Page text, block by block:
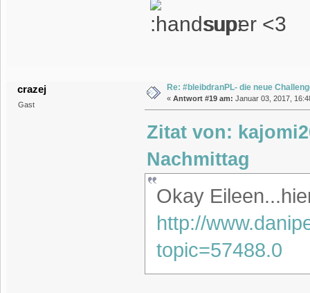
super <3
crazej
Gast
Re: #bleibdranPL- die neue
« Antwort #19 am: Januar 03, 2017,
Zitat von:
Nachmittag
Okay
http://
topic=57488.0